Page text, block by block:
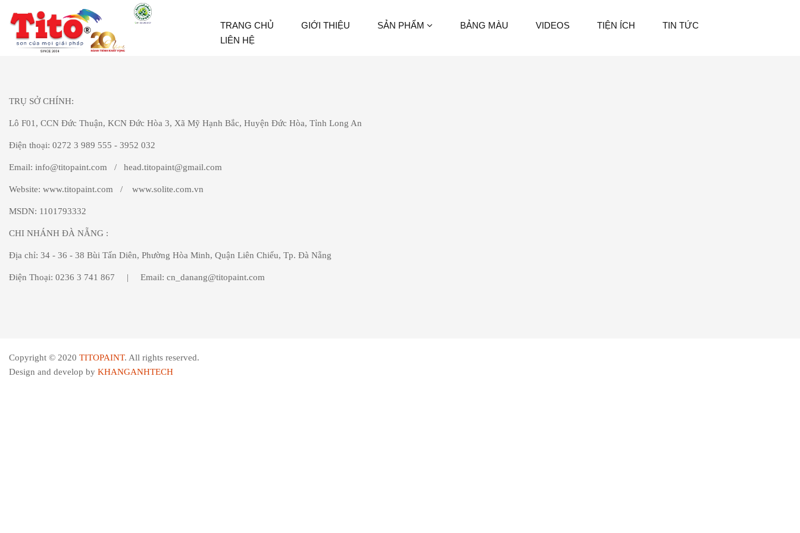
TRANG CHỦ GIỚI THIỆU SẢN PHẨM BẢNG MÀU VIDEOS TIỆN ÍCH
TIN TỨC
LIÊN HỆ
TRỤ SỞ CHÍNH:
Lô F01, CCN Đức Thuận, KCN Đức Hòa 3, Xã Mỹ Hạnh Bắc, Huyện Đức Hòa, Tỉnh Long An
Điện thoại: 0272 3 989 555 - 3952 032
Email: info@titopaint.com / head.titopaint@gmail.com
Website: www.titopaint.com / www.solite.com.vn
MSDN: 1101793332
CHI NHÁNH ĐÀ NẴNG :
Địa chỉ: 34 - 36 - 38 Bùi Tấn Diên, Phường Hòa Minh, Quận Liên Chiểu, Tp. Đà Nẵng
Điện Thoại: 0236 3 741 867 | Email: cn_danang@titopaint.com
Copyright © 2020 TITOPAINT. All rights reserved.
Design and develop by KHANGANHTECH